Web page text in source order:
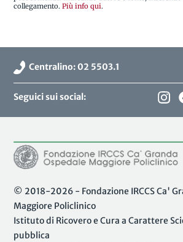
collegamento.Più info qui.
Centralino: 02 5503.1
Seguici sui social:
© 2018-2026 - Fondazione IRCCS Ca'
Maggiore Policlinico
Istituto di Ricovero e Cura a Carattere
pubblica